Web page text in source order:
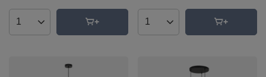
Ilość produktów Ilość produktów